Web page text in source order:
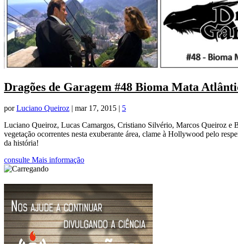
Dragões de Garagem #48 Bioma Mata
porLuciano Queiroz | mar 17, 2015 | 5
Luciano Queiroz, Lucas Camargos, Cristiano Silvério, Marcos Queiroz e
vegetação ocorrentes nesta exuberante área, clame à Hollywood pelo
da história!
consulte Mais informação